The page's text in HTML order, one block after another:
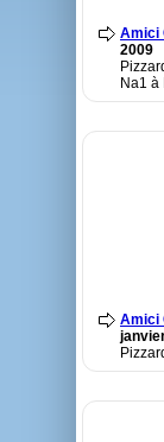
Amici
2009
Na1
Amici